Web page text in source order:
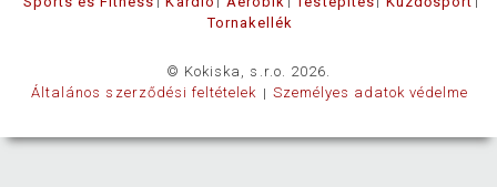
Tornakellék
© Kokiska, s.r.o. 2026.
Általános szerződési feltételek
Személyes adatok védelme